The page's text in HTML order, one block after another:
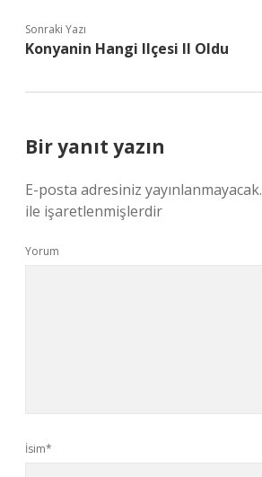
Sonraki Yazı
Konyanin Hangi Ilçesi Il Oldu
Bir yanıt yazın
E-posta adresiniz yayınlanmayacak.
ile işaretlenmişlerdir
Yorum
İsim*